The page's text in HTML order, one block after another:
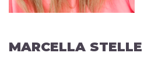
MARCELLA STELLE